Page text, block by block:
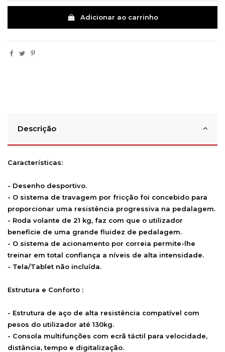
Adicionar ao carrinho
Descrição
Características:
- Desenho desportivo.
- O sistema de travagem por fricção foi concebido para
proporcionar uma resistência progressiva na pedalagem.
- Roda volante de 21 kg, faz com que o utilizador
beneficie de uma grande fluidez de pedalagem.
- O sistema de acionamento por correia permite-lhe
treinar em total confiança a níveis de alta intensidade.
- Tela/Tablet não incluída.
Estrutura e Conforto :
- Estrutura de aço de alta resistência compatível com
pesos do utilizador até 130kg.
- Consola multifunções com ecrã táctil para velocidade,
distância, tempo e digitalização.